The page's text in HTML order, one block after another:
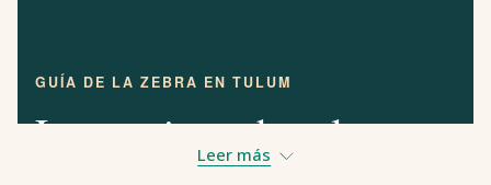
GUÍA DE LA ZEBRA EN TULUM
Los mejores hoteles
Leer más